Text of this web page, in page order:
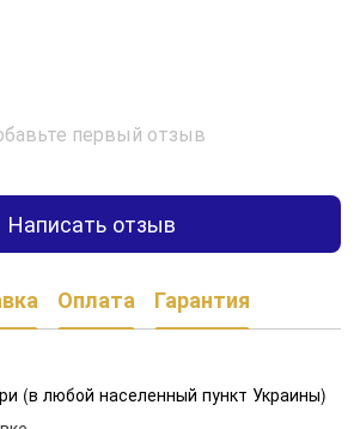
первый отзыв
Написать отзыв
Оплата Гарантия
(в любой населенный пункт Украины)